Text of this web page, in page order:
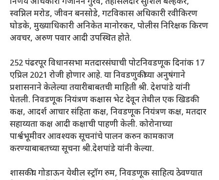
स्वप्निल मरोड, जीवन बनसोडे, गटविकास अधिकारी रवीकिरण
घोडके, मुख्याधिकारी अनिकेत मानोरकर, पोलीस निरिक्षक किरण
अवचर, अरुण पवार आदी उपस्थित होते.
252 पंढरपूर विधानसभा मतदारसंघाची पोटनिवडणूक दिनांक 17
एप्रिल 2021 रोजी होणार आहे. या निवडणुकीच्या अनुषंगाने
प्रशासनाने केलेल्या तयारीबाबतची माहिती श्री. देशपांडे यांनी
घेतली. निवडणूक नियंत्रण कक्षास भेट देवून तेथील एक खिडकी
कक्ष, आदर्श आचार संहिता कक्ष, निवडणूक नियंत्रण कक्ष, मतदार
सहाय्यता कक्ष आदी कक्षाची पाहणी केली. कोरोनाच्या
पार्श्वभूमीवर आवश्यक सूचनांचे पालन करुन कामकाज
करण्याबाबतच्या सूचना श्री.देशपांडे यांनी केल्या.
शासकीय गोडाऊन येथील स्ट्रॉग रुम, निवडणूक साहित्य ठेवण्यात